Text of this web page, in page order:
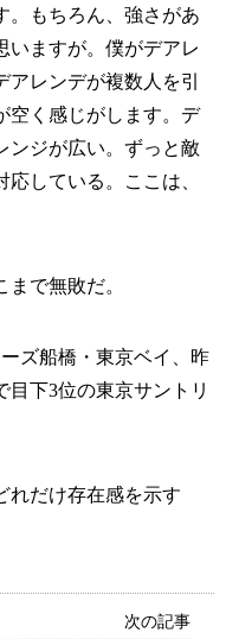
。もちろん、強さがあ
いますが。僕がデアレ
レンデが複数人を引
空く感じがします。デ
ンジが広い。ずっと敵
している。ここは、
で無敗だ。
ズ船橋・東京ベイ、昨
下3位の東京サントリ
だけ存在感を示す
次の記事